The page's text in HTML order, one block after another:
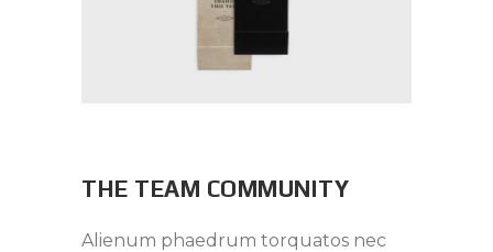
THE TEAM COMMUNITY
Alienum phaedrum torquatos nec